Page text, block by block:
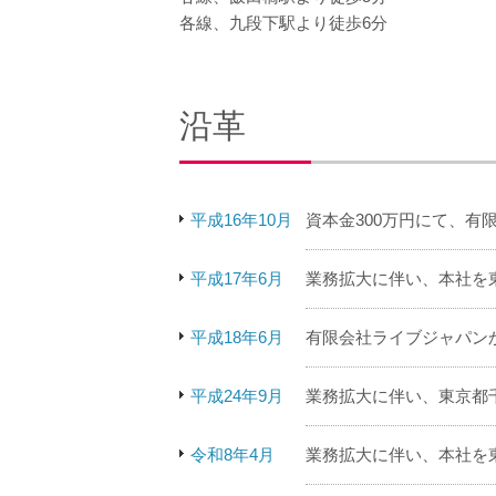
各線、九段下駅より徒歩6分
沿革
平成16年10月 資本金300万円にて、有
平成17年6月 業務拡大に伴い、本社を
平成18年6月 有限会社ライブジャパン
平成24年9月 業務拡大に伴い、東京都
令和8年4月 業務拡大に伴い、本社を